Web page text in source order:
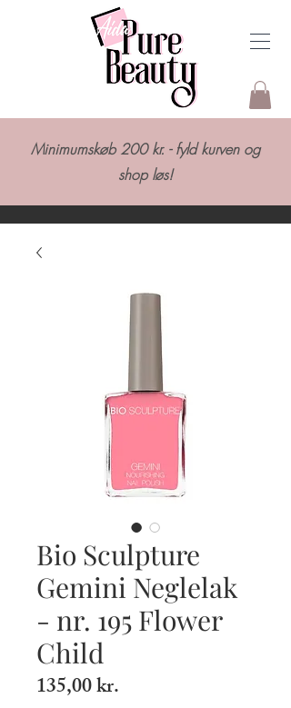
Minimumskøb 200 kr. - fyld kurven og
shop løs!
Bio Sculpture
Gemini Neglelak
- nr. 195 Flower
Child
135,00 kr.